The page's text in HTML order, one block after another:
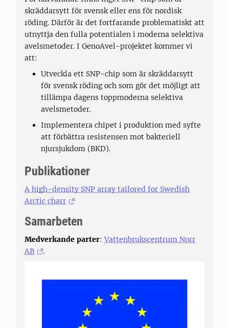
skräddarsytt för svensk eller ens för nordisk
röding. Därför är det fortfarande problematiskt att
utnyttja den fulla potentialen i moderna selektiva
avelsmetoder. I GenoAvel-projektet kommer vi
att:
Utveckla ett SNP-chip som är skräddarsytt
för svensk röding och som gör det möjligt att
tillämpa dagens toppmoderna selektiva
avelsmetoder.
Implementera chipet i produktion med syfte
att förbättra resistensen mot bakteriell
njursjukdom (BKD).
Publikationer
A high-density SNP array tailored for Swedish
Arctic charr
Samarbeten
Medverkande parter:Vattenbrukscentrum Norr
AB
.